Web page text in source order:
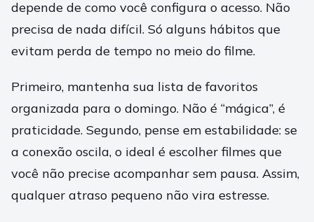
depende de como você configura o acesso. Não
precisa de nada difícil. Só alguns hábitos que
evitam perda de tempo no meio do filme.
Primeiro, mantenha sua lista de favoritos
organizada para o domingo. Não é “mágica”, é
praticidade. Segundo, pense em estabilidade: se
a conexão oscila, o ideal é escolher filmes que
você não precise acompanhar sem pausa. Assim,
qualquer atraso pequeno não vira estresse.